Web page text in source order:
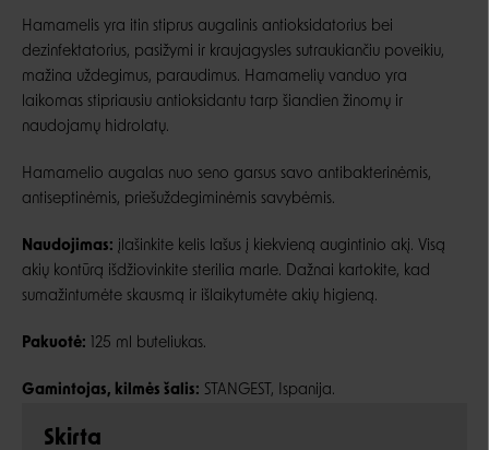
Hamamelis yra itin stiprus augalinis antioksidatorius bei
dezinfektatorius, pasižymi ir kraujagysles sutraukiančiu poveikiu,
mažina uždegimus, paraudimus. Hamamelių vanduo yra
laikomas stipriausiu antioksidantu tarp šiandien žinomų ir
naudojamų hidrolatų.
Hamamelio augalas nuo seno garsus savo antibakterinėmis,
antiseptinėmis, priešuždegiminėmis savybėmis.
Naudojimas: įlašinkite kelis lašus į kiekvieną augintinio akį. Visą
akių kontūrą išdžiovinkite sterilia marle. Dažnai kartokite, kad
sumažintumėte skausmą ir išlaikytumėte akių higieną.
Pakuotė: 125 ml buteliukas.
Gamintojas, kilmės šalis: STANGEST, Ispanija.
Skirta